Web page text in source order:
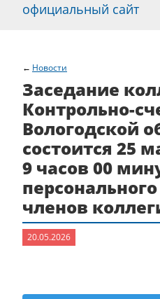
официальный сайт
Новости
Заседание
Контрольно-
Вологодской
состоится 25
9 часов 00
членов
20.05.2026